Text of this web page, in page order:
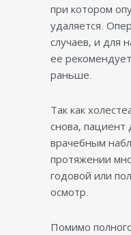
при котором
удаляется.
случаев, и для
ее
раньше.
Так как
снова, пациент
врачебным
протяжении
годовой или
осмотр.
Помимо